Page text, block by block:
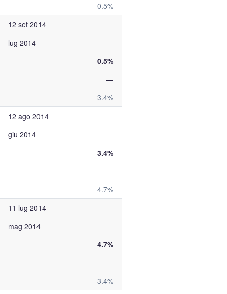
0.5%
12 set 2014
lug 2014
0.5%
—
3.4%
12 ago 2014
giu 2014
3.4%
—
4.7%
11 lug 2014
mag 2014
4.7%
—
3.4%